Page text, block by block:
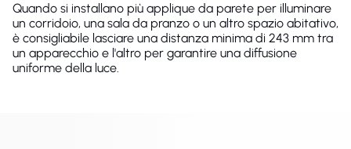
Quando si installano più applique da parete per illuminare
un corridoio, una sala da pranzo o un altro spazio abitativo,
è consigliabile lasciare una distanza minima di 243 mm tra
un apparecchio e l'altro per garantire una diffusione
uniforme della luce.